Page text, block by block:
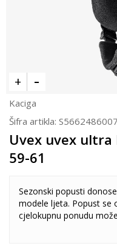
Kaciga
Šifra artikla: S5662486007
Uvex uvex
59-61
Sezonski popusti donose
modele ljeta. Popust se
cjelokupnu ponudu